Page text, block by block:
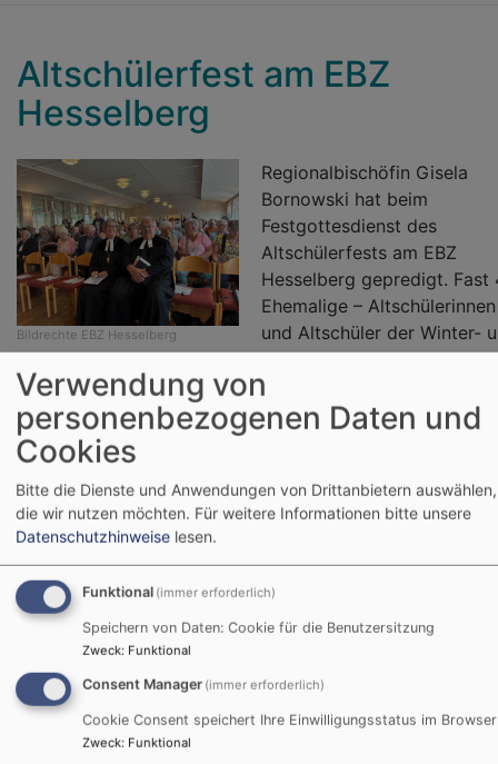
Altschülerfest am EBZ
Hesselberg
Bildrechte EBZ Hesselberg
Regionalbischöfin Gisela
Bornowski hat beim
Festgottesdienst des
Altschülerfests am EBZ
Hesselberg gepredigt. Fast
Ehemalige – Altschülerinnen
und Altschüler der Winter-
Sommerkurse sowie ehemalige Fachschülerinnen
(Dorfhelfer*innen und Familienpfleger*innen) waren bei
bestem Wetter am EBZ Hesselberg zu Gast. Dekan i.R.
Hermann Rummel und Simone Gries wirkten beim
Festgottesdienst mit.
20 Jahre Museum Kirche in
Franken
Verwendung von
personenbezogenen Daten und
Cookies
Bitte die Dienste und Anwendungen von Drittanbietern auswählen,
die wir nutzen möchten. Für weitere Informationen bitte unsere
Datenschutzhinweise lesen.
Funktional (immer erforderlich)
Speichern von Daten: Cookie für die Benutzersitzung
Zweck: Funktional
Consent Manager (immer erforderlich)
Cookie Consent speichert Ihre Einwilligungsstatus im Browser
Zweck: Funktional